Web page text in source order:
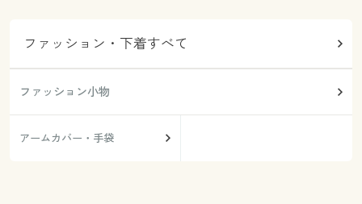
ファッション・下着すべて
ファッション小物
アームカバー・手袋